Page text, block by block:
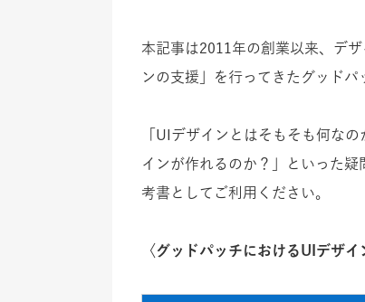
本記事は2011年の創業以来、デ
ンの支援」を行ってきたグッド
「UIデザインとはそもそも何な
インが作れるのか？」といった
考書としてご利用ください。
〈グッドパッチにおけるUIデザイ